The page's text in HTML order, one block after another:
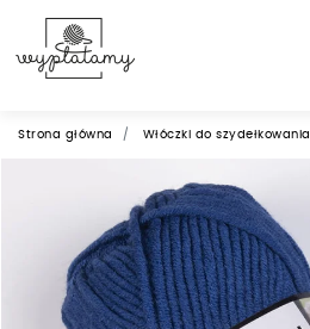
Strona główna Włóczki do szydełkowania